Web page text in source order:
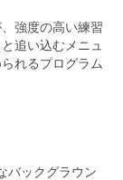
強度の高い練習
追い込むメニュ
れるプログラム
バックグラウン